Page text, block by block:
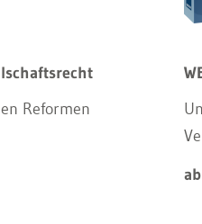
Reformen